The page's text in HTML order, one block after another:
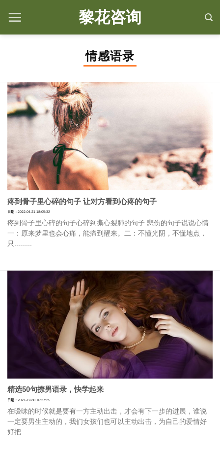
黎花咨询
情感语录
疼到骨子里心碎的句子 让对方看到心疼的句子
日期： 2022-04-21 18:05:32
疼到骨子里心碎的句子心碎到撕心裂肺的句子 悲伤的句子说说心情
一：原来梦里也会心痛，能痛到醒来。二：不懂光阴，不懂地点，
只.........
精选50句撩男语录，快学起来
日期： 2021-12-30 16:27:25
在暧昧的时候就是要有一方主动出击，才会有下一步的进展，谁说
一定要男生主动的，我们女孩们也可以主动出击，为自己的爱情好
好把.........